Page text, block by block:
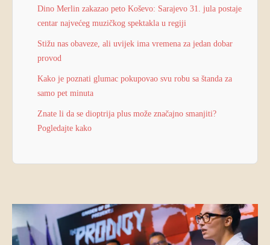
Dino Merlin zakazao peto Koševo: Sarajevo 31. jula postaje
centar najvećeg muzičkog spektakla u regiji
Stižu nas obaveze, ali uvijek ima vremena za jedan dobar
provod
Kako je poznati glumac pokupovao svu robu sa štanda za
samo pet minuta
Znate li da se dioptrija plus može značajno smanjiti?
Pogledajte kako